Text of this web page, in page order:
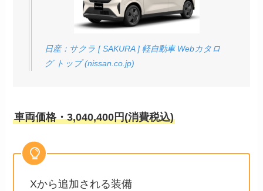
日産：サクラ [ SAKURA ] 軽自動車 Webカタロ
グ トップ (nissan.co.jp)
車両価格・3,040,400円(消費税込)
Xから追加される装備